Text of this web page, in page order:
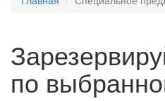
по